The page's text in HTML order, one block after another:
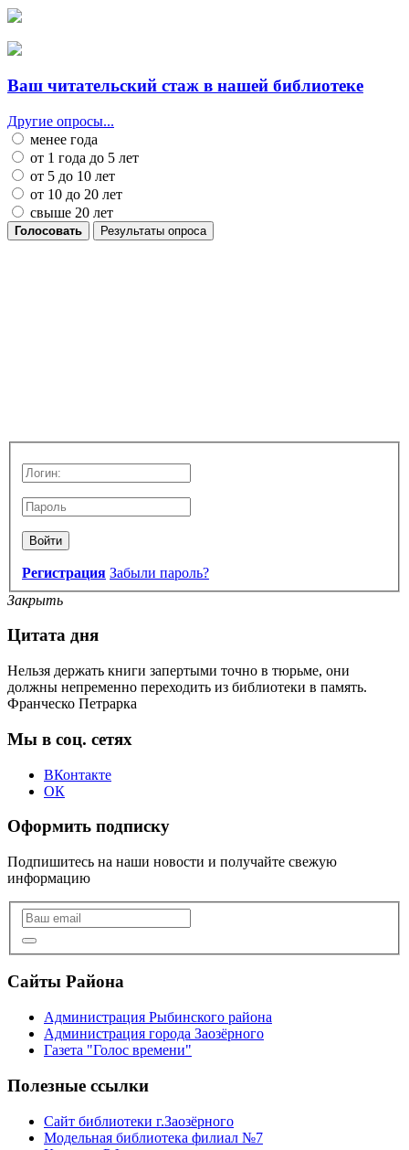
Ваш читательский стаж в нашей библиотеке
Другие опросы...
менее года
от 1 года до 5 лет
от 5 до 10 лет
от 10 до 20 лет
свыше 20 лет
Голосовать Результаты опроса
Войти
Регистрация Забыли пароль?
Закрыть
Цитата дня
Нельзя держать книги запертыми точно в тюрьме, они
должны непременно переходить из библиотеки в память.
Франческо Петрарка
Мы в соц. сетях
ВКонтакте
ОК
Оформить подписку
Подпишитесь на наши новости и получайте свежую
информацию
Сайты Района
Администрация Рыбинского района
Администрация города Заозёрного
Газета "Голос времени"
Полезные ссылки
Сайт библиотеки г.Заозёрного
Модельная библиотека филиал №7